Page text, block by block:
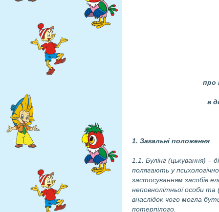
про
в
1. Загальні положення
1.1. Булінг (цькування) –
полягають у
застосуванням засобів
неповнолітньої особи
внаслідок чого могла
потерпілого.